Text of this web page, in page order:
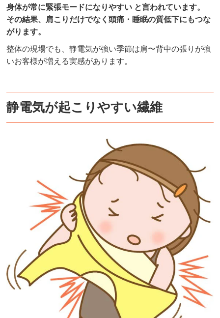
身体が常に緊張モードになりやすい と言われています。
その結果、肩こりだけでなく頭痛・睡眠の質低下にもつな
がります。
整体の現場でも、静電気が強い季節は肩〜背中の張りが強
いお客様が増える実感があります。
静電気が起こりやすい繊維